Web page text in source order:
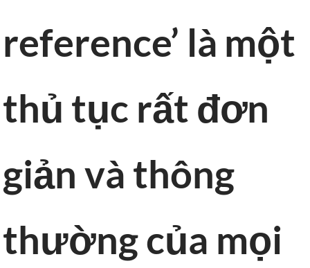
reference’ là một
thủ tục rất đơn
giản và thông
thường của mọi